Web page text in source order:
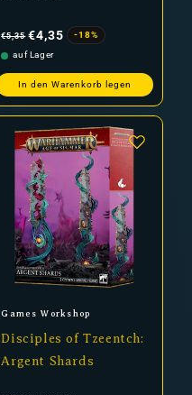
Preis
€5,35 €4,35
-18%
auf Lager
In den Warenkorb legen
Anbieter:
Games Workshop
Disciples of Tzeentch:
Argent Shards